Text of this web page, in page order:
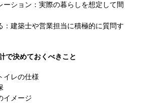
ーション：実際の暮らしを想定して間
：建築士や営業担当に積極的に質問す
で決めておくべきこと
イレの仕様
イメージ